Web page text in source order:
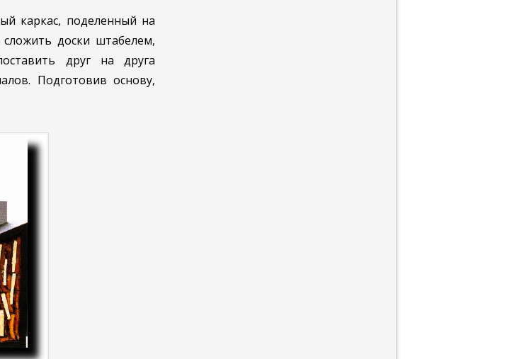
каркас, поделенный на
доски штабелем,
друг на друга
Подготовив основу,